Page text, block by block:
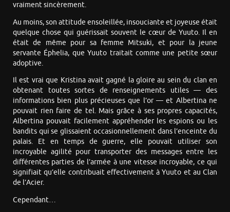
vraiment sincèrement.
Au moins, son attitude ensoleillée, insouciante et joyeuse était
quelque chose qui guérissait souvent le cœur de Yuuto. Il en
était de même pour sa femme Mitsuki, et pour la jeune
servante Éphelia, que Yuuto traitait comme une petite sœur
adoptive.
Il est vrai que Kristina avait gagné la gloire au sein du clan en
obtenant toutes sortes de renseignements utiles — des
informations bien plus précieuses que l’or — et Albertina ne
pouvait rien faire de tel. Mais grâce à ses propres capacités,
Albertina pouvait facilement appréhender les espions ou les
bandits qui se glissaient occasionnellement dans l’enceinte du
palais. Et en temps de guerre, elle pouvait utiliser son
incroyable agilité pour transporter des messages entre les
différentes parties de l’armée à une vitesse incroyable, ce qui
signifiait qu’elle contribuait effectivement à Yuuto et au Clan
de l’Acier.
Cependant…